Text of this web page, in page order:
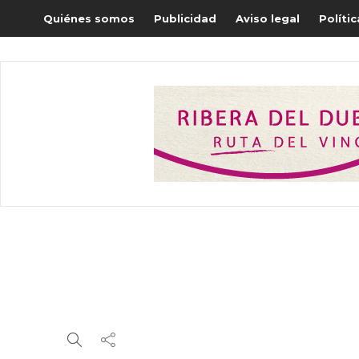
Quiénes somos Publicidad Aviso legal